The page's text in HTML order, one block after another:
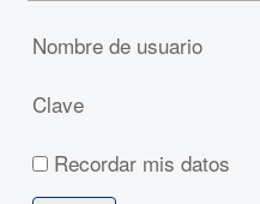
Nombre de usuario
Clave
Recordar mis datos